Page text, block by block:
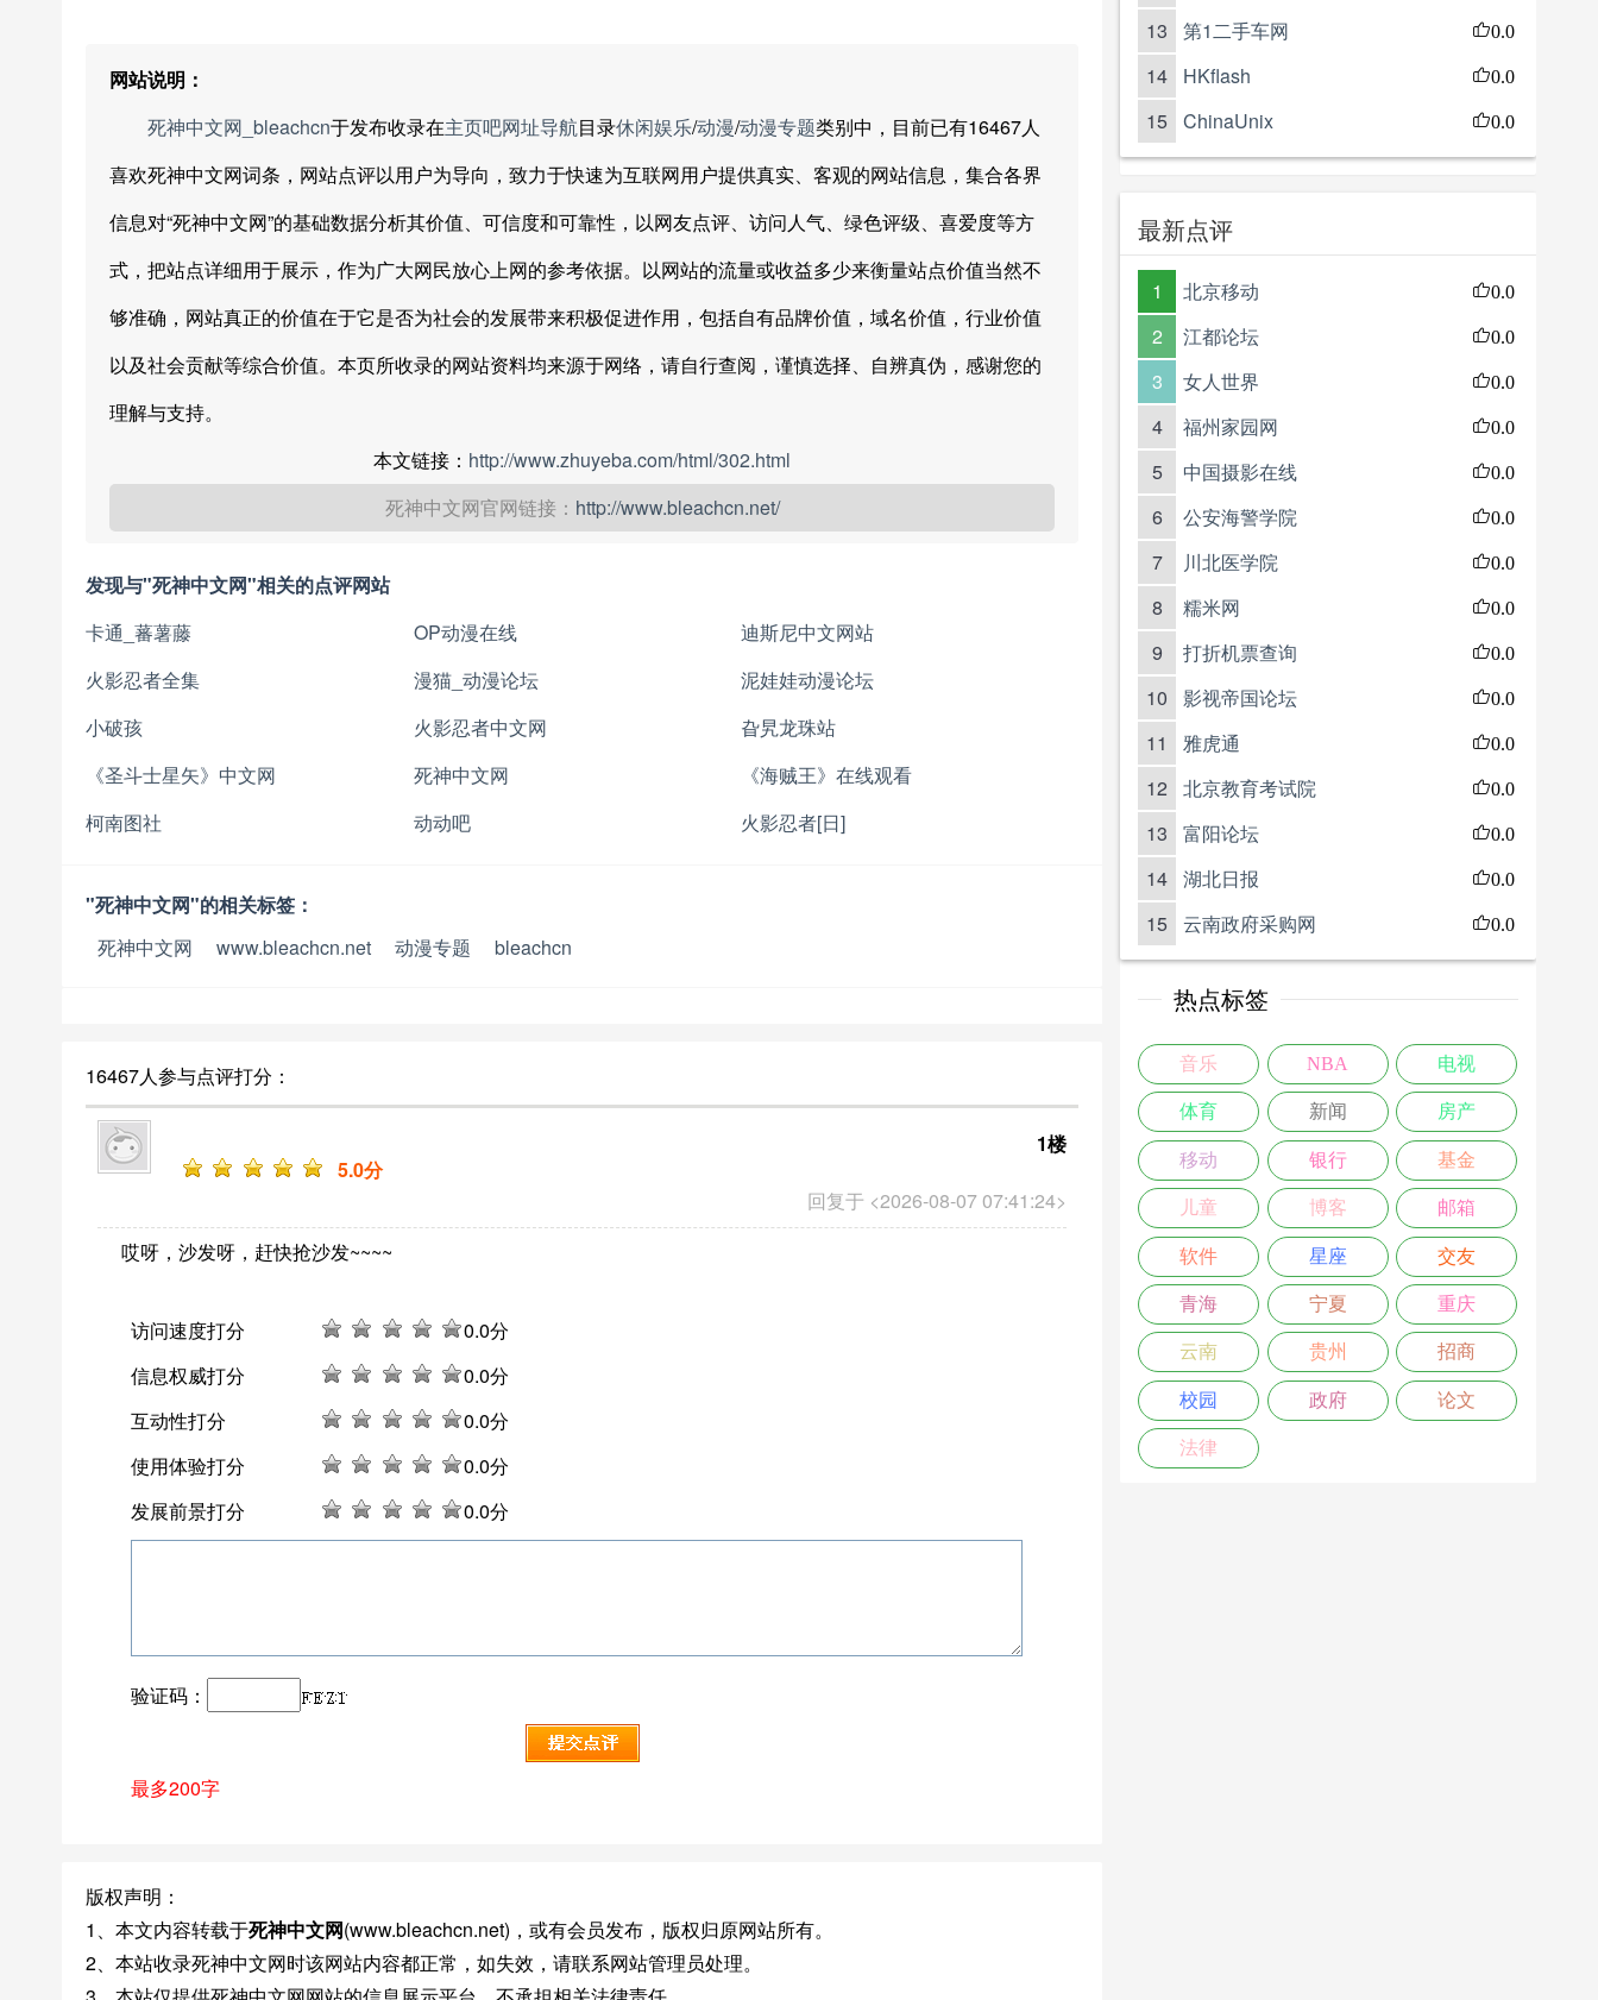
网站说明：
死神中文网_bleachcn于发布收录在主页吧网址导航目录休闲娱乐/动漫/动漫专题类别中，目前已有16467人
喜欢死神中文网词条，网站点评以用户为导向，致力于快速为互联网用户提供真实、客观的网站信息，集合各界
信息对“死神中文网”的基础数据分析其价值、可信度和可靠性，以网友点评、访问人气、绿色评级、喜爱度等方
式，把站点详细用于展示，作为广大网民放心上网的参考依据。以网站的流量或收益多少来衡量站点价值当然不
够准确，网站真正的价值在于它是否为社会的发展带来积极促进作用，包括自有品牌价值，域名价值，行业价值
以及社会贡献等综合价值。本页所收录的网站资料均来源于网络，请自行查阅，谨慎选择、自辨真伪，感谢您的
理解与支持。
本文链接： http://www.zhuyeba.com/html/302.html
死神中文网官网链接： http://www.bleachcn.net/
发现与"死神中文网"相关的点评网站
卡通_蕃薯藤
OP动漫在线
迪斯尼中文网站
火影忍者全集
漫猫_动漫论坛
泥娃娃动漫论坛
小破孩
火影忍者中文网
旮旯龙珠站
《圣斗士星矢》中文网
死神中文网
《海贼王》在线观看
柯南图社
动动吧 火影忍者[日]
"死神中文网"的相关标签：
死神中文网
www.bleachcn.net 动漫专题 bleachcn
16467人参与点评打分：
回复于 <2026-08-07 07:41:24>
1楼
5.0分
哎呀，沙发呀，赶快抢沙发~~~~
访问速度打分 0.0分
信息权威打分
0.0分
互动性打分
0.0分
使用体验打分
0.0分
发展前景打分
0.0分
验证码：
最多200字
版权声明：
1、本文内容转载于死神中文网(www.bleachcn.net)，或有会员发布，版权归原网站所有。
2、本站收录死神中文网时该网站内容都正常，如失效，请联系网站管理员处理。
13 第1二手车网 0.0
14 HKflash 0.0
15 ChinaUnix 0.0
最新点评
1 北京移动 0.0
2 江都论坛 0.0
3 女人世界 0.0
4 福州家园网 0.0
5 中国摄影在线 0.0
6 公安海警学院 0.0
7 川北医学院 0.0
8 糯米网 0.0
9 打折机票查询 0.0
10 影视帝国论坛 0.0
11 雅虎通 0.0
12 北京教育考试院 0.0
13 富阳论坛 0.0
14 湖北日报 0.0
15 云南政府采购网 0.0
热点标签
音乐 NBA 电视
体育 新闻 房产
移动 银行 基金
儿童 博客 邮箱
软件 星座 交友
青海 宁夏 重庆
云南 贵州 招商
校园 政府 论文
法律